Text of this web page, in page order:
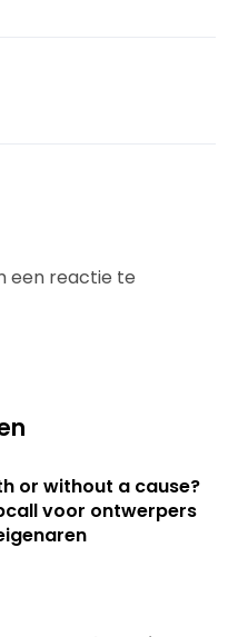
een reactie te
or without a cause?
voor ontwerpers